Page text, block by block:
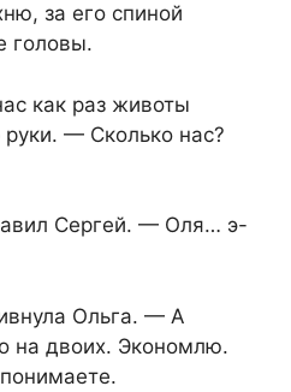
за его спиной
головы.
как раз животы
— Сколько нас?
Сергей. — Оля… э-
Ольга. — А
на двоих. Экономлю.